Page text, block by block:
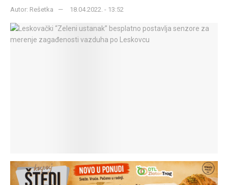
Autor: Rešetka 18.04.2022. - 13:52